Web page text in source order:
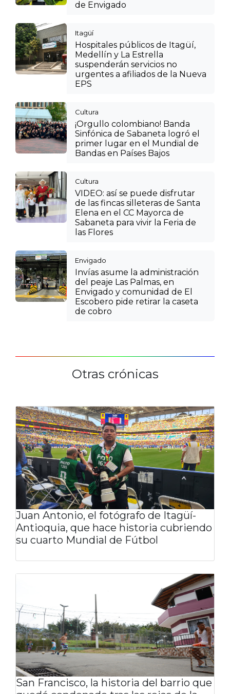
de Envigado
Itagüí
Hospitales públicos de Itagüí,
Medellín y La Estrella
suspenderán servicios no
urgentes a afiliados de la Nueva
¡Orgullo colombiano! Banda
Sinfónica de Sabaneta logró el
primer lugar en el Mundial de
Bandas en Países Bajos
VIDEO: así se puede disfrutar
de las fincas silleteras de Santa
Elena en el CC Mayorca de
Sabaneta para vivir la Feria de
Envigado
Invías asume la administración
del peaje Las Palmas, en
Envigado y comunidad de El
Escobero pide retirar la caseta
Otras crónicas
Juan Antonio, el fotógrafo de Itagüí-
Antioquia, que hace historia cubriendo
su cuarto Mundial de Fútbol
San Francisco, la historia del barrio que